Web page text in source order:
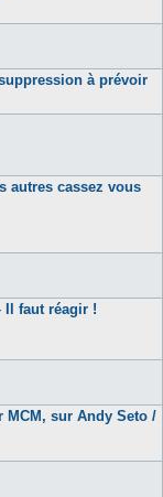
à prévoir
autres cassez vous
Il faut réagir !
MCM, sur Andy Seto /